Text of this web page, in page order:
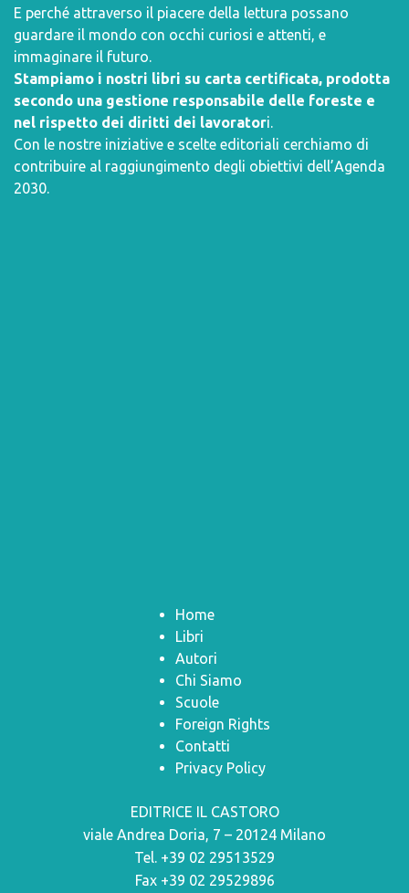
E perché attraverso il piacere della lettura possano
guardare il mondo con occhi curiosi e attenti, e
immaginare il futuro.
Stampiamo i nostri libri su carta certificata, prodotta
secondo una gestione responsabile delle foreste e
nel rispetto dei diritti dei lavoratori.
Con le nostre iniziative e scelte editoriali cerchiamo di
contribuire al raggiungimento degli obiettivi dell’Agenda
2030
Home
Libri
Autori
Chi Siamo
Scuole
Foreign Rights
Contatti
Privacy Policy
EDITRICE IL CASTORO
viale Andrea Doria, 7 – 20124 Milano
Tel. +39 02 29513529
Fax +39 02 29529896